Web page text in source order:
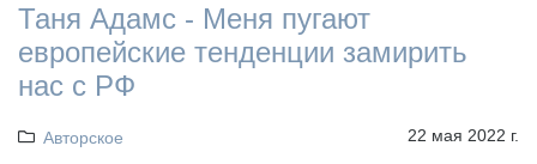
Таня Адамс - Меня пугают
европейские тенденции замирить
нас с РФ
Авторское 22 мая 2022 г.